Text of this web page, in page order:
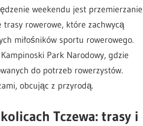
weekendu jest przemierzanie
trasy rowerowe, które zachwycą
miłośników sportu rowerowego.
Park Narodowy, gdzie
do potrzeb rowerzystów.
obcując z przyrodą.
Tczewa: trasy i